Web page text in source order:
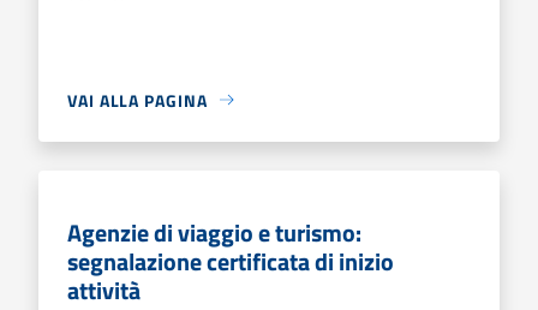
VAI ALLA PAGINA
Agenzie di viaggio e turismo:
segnalazione certificata di inizio
attività